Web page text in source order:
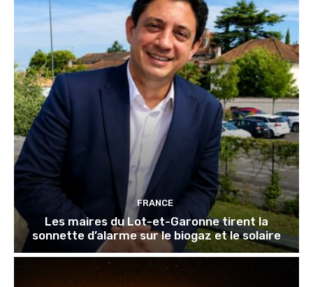
FRANCE
Les maires du Lot-et-Garonne tirent la
sonnette d’alarme sur le biogaz et le solaire